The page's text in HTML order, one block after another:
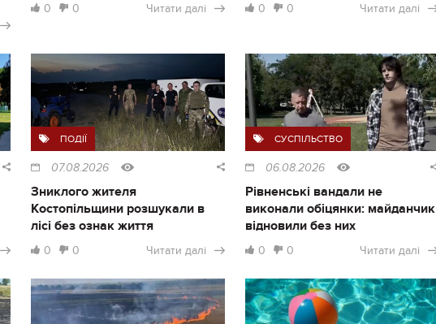
0 0 Читати далі 0 0 Читати далі
ПОДІЇ
07.08.2026
Зниклого жителя
Костопільщини розшукали в
лісі без ознак життя
0 0 Читати далі
СУСПІЛЬСТВО
06.08.2026
Рівненські вандали не
виконали обіцянки: майданчик
відновили без них
0 0 Читати далі